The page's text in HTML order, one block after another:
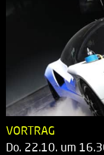
VORTRAG
Do. 22.10. um